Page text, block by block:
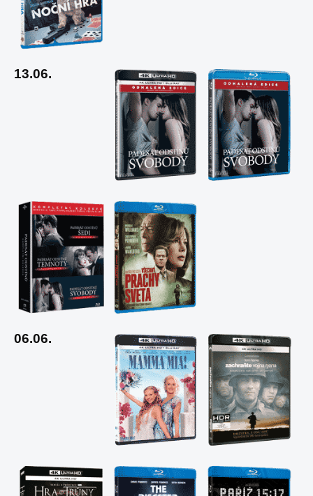
13.06.
06.06.